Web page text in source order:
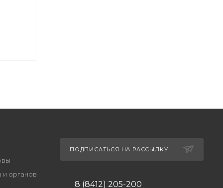
и органов
ПОДПИСАТЬСЯ НА РАССЫЛКУ
8 (8412) 205-200